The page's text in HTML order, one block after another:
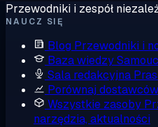
Przewodniki i zespół
NAUCZ SIĘ
Blog Przewodniki i
Baza wiedzy
Sala redakcyjna
Porównaj dostawców
Wszystkie zasoby
narzędzia, aktualności